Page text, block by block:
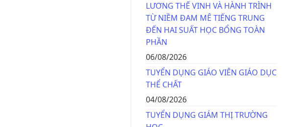
LƯƠNG THẾ VINH VÀ HÀNH TRÌNH
TỪ NIỀM ĐAM MÊ TIẾNG TRUNG
ĐẾN HAI SUẤT HỌC BỔNG TOÀN
PHẦN
06/08/2026
TUYỂN DỤNG GIÁO VIÊN GIÁO DỤC
THỂ CHẤT
04/08/2026
TUYỂN DỤNG GIÁM THỊ TRƯỜNG